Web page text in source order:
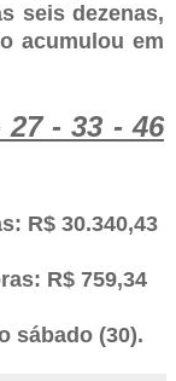
seis dezenas,
acumulou em
27 - 33 - 46
R$ 30.340,43
R$ 759,34
sábado (30).